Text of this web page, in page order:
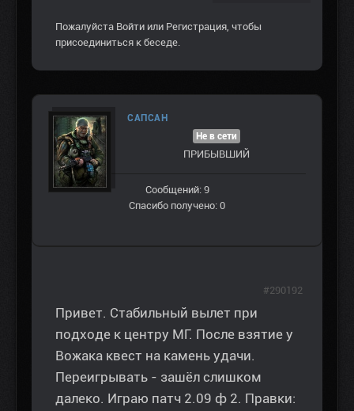
Пожалуйста Войти или Регистрация, чтобы
присоединиться к беседе.
САПСАН
Не в сети
ПРИБЫВШИЙ
Сообщений: 9
Спасибо получено: 0
Привет. Стабильный вылет при
подходе к центру МГ. После взятие у
Вожака квест на камень удачи.
Переигрывать - зашёл слишком
далеко. Играю патч 2.09 ф 2. Правки:
#290192